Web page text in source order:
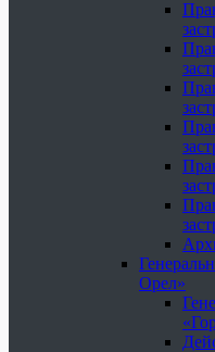
Орел»